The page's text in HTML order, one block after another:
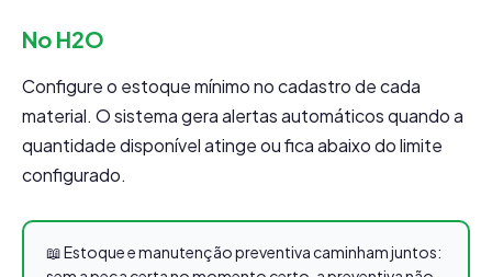
No H2O
Configure o estoque mínimo no cadastro de cada
material. O sistema gera alertas automáticos quando a
quantidade disponível atinge ou fica abaixo do limite
configurado.
📖 Estoque e manutenção preventiva caminham juntos: